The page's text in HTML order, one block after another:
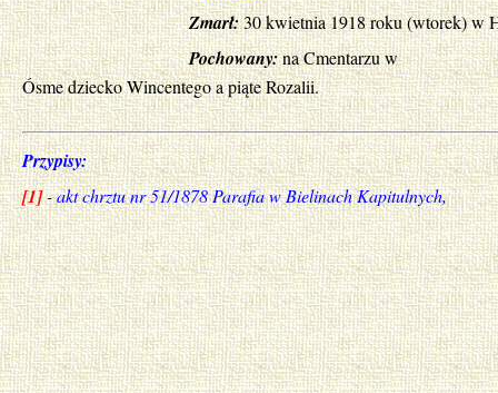
Zmarł:30 kwietnia 1918 roku (wtorek) w
Pochowany:na Cmentarzu w
Ósme dziecko Wincentego a piąte Rozalii.
Przypisy:
[1]- akt chrztu nr 51/1878 Parafia w Bielinach Kapitulnych,